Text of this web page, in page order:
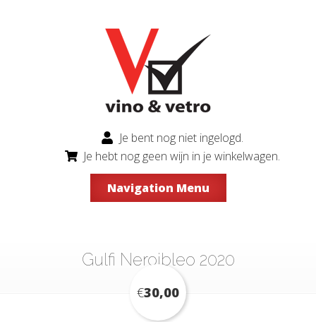
Je bent nog niet ingelogd.
Je hebt nog geen wijn in je winkelwagen.
Navigation Menu
Gulfi Nerojbleo 2020
€30,00